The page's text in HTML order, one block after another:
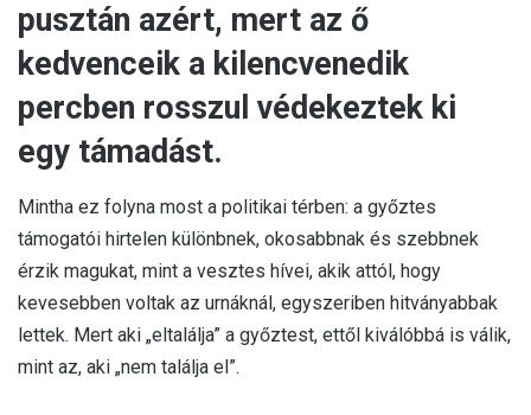
pusztán azért, mert az ő
kedvenceik a kilencvenedik
percben rosszul védekeztek ki
egy támadást.
Mintha ez folyna most a politikai térben: a győztes
támogatói hirtelen különbnek, okosabbnak és szebbnek
érzik magukat, mint a vesztes hívei, akik attól, hogy
kevesebben voltak az urnáknál, egyszeriben hitványabbak
lettek. Mert aki „eltalálja” a győztest, ettől kiválóbbá is válik,
mint az, aki „nem találja el”.